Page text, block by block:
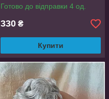
Готово до відправки 4 од.
330 ₴
Купити